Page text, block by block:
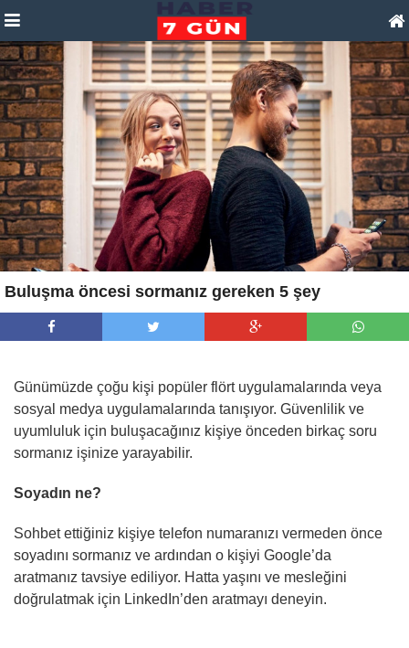
Buluşma öncesi sormanız gereken 5 şey
Günümüzde çoğu kişi popüler flört uygulamalarında veya
sosyal medya uygulamalarında tanışıyor. Güvenlilik ve
uyumluluk için buluşacağınız kişiye önceden birkaç soru
sormanız işinize yarayabilir.
Soyadın ne?
Sohbet ettiğiniz kişiye telefon numaranızı vermeden önce
soyadını sormanız ve ardından o kişiyi Google’da
aratmanız tavsiye ediliyor. Hatta yaşını ve mesleğini
doğrulatmak için LinkedIn’den aratmayı deneyin.